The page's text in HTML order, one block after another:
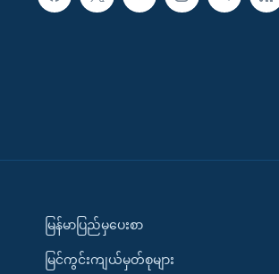
မြန်မာပြည်မှပေးစာ
မြင်ကွင်းကျယ်မှတ်စုများ